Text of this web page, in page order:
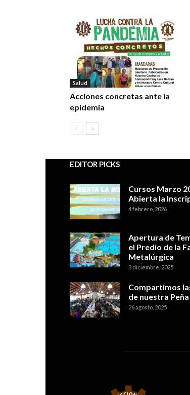
Salud
Acciones concretas ante la
epidemia
EDITOR PICKS
Cursos Marzo
Abierta la
4 febrero, 2026
Apertura de
el Predio de la
Metalúrgica
3 diciembre, 2025
Compartimos
de nuestra
26 agosto, 2025